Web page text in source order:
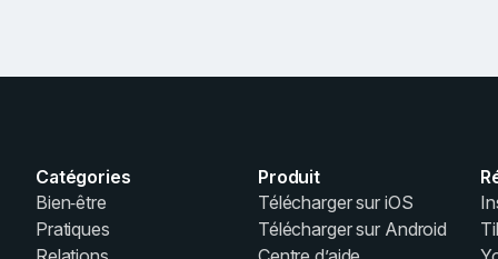
Catégories
Bien‑être
Pratiques
Produit
Télécharger sur iOS
Télécharger sur Android